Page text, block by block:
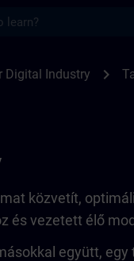
Digital Industry chevron_right
közvetít,
és vezetett élő
együtt,